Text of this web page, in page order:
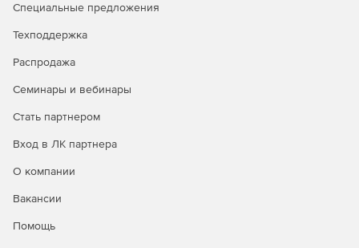
Версии Uranium Backup:
(аварийное восстановление: Vista, 7, 2008/R2),
режиме службы, проводить синхронизацию с
удалением файлов и выполнять автоматическое
плюс дает возможность выполнять резервное
копирование на ленточный накопитель.
Pro Burn
Специальные предложения
Техподдержка
Распродажа
Семинары и вебинары
Стать партнером
Вход в ЛК партнера
О компании
Вакансии
Помощь